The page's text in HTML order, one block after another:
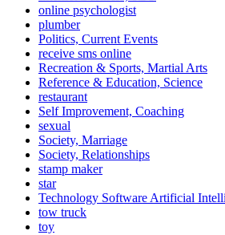
online psychologist
plumber
Politics, Current Events
receive sms online
Recreation & Sports, Martial Arts
Reference & Education, Science
restaurant
Self Improvement, Coaching
sexual
Society, Marriage
Society, Relationships
stamp maker
star
Technology Software Artificial
tow truck
toy